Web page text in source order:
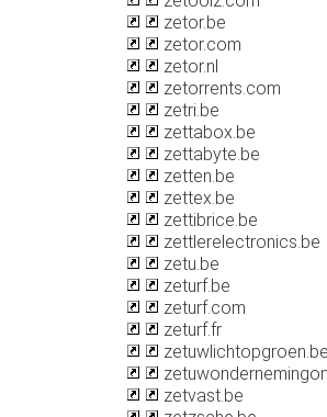
zetor.be
zetor.com
zetor.nl
zetorrents.com
zetri.be
zettabox.be
zettabyte.be
zetten.be
zettex.be
zettibrice.be
zettlerelectronics.be
zetu.be
zeturf.be
zeturf.com
zeturf.fr
zetuwlichtopgroen.be
zetvast.be